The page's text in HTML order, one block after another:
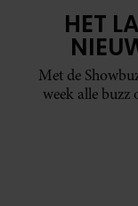
HET
Met de
week alle buzz